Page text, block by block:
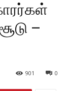
–
0
901